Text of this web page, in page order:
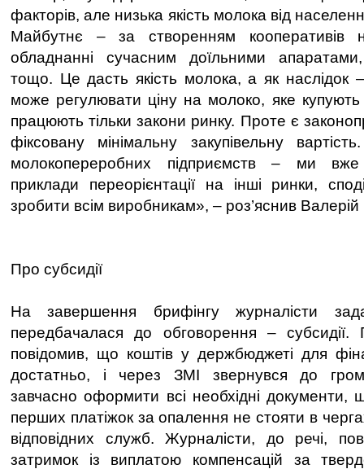
факторів, але низька якість молока від
Майбутнє – за створенням кооперативів
обладнанні сучасним доїльними
тощо. Це дасть якість молока, а як наслідок
може регулювати ціну на молоко, яке купують
працюють тільки закони ринку. Проте є
фіксовану мінімальну закупівельну
молокопереробних підприємств – ми вже
приклади переорієнтації на інші ринки,
зробити всім виробникам», – роз’яснив Валерій
Про субсидії
На завершення брифінгу журналісти
передбачалася до обговорення –
повідомив, що коштів у держбюджеті для
достатньо, і через ЗМІ звернувся до
завчасно оформити всі необхідні документи,
перших платіжок за опалення не стояти в
відповідних служб. Журналісти, до речі,
затримок із виплатою компенсацій за